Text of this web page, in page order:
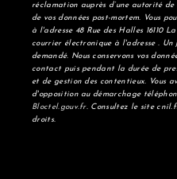
réclamation auprès d’une autorité
de vos données post-mortem. Vous
à l'adresse 48 Rue des Halles 16110
courrier électronique à l'adresse .
demandé. Nous conservons vos
contact puis pendant la durée de
et de gestion des contentieux. Vous
d'opposition au démarchage
Bloctel.gouv.fr. Consultez le site
droits.